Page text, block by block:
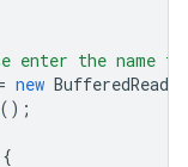
enter the name
new BufferedReader
();
{